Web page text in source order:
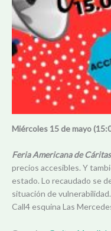
Miércoles 15 de mayo
Feria Americana de
precios accesibles. Y
estado. Lo recaudado se
situación de
Call4 esquina Las